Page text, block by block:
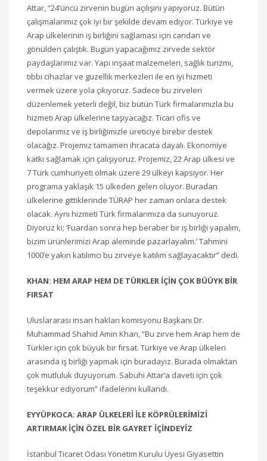
Attar, “24’üncü zirvenin bugün açılışını yapıyoruz. Bütün
çalışmalarımız çok iyi bir şekilde devam ediyor. Türkiye ve
Arap ülkelerinin iş birliğini sağlaması için candan ve
gönülden çalıştık. Bugün yapacağımız zirvede sektör
paydaşlarımız var. Yapı inşaat malzemeleri, sağlık turizmi,
tıbbi cihazlar ve güzellik merkezleri ile en iyi hizmeti
vermek üzere yola çıkıyoruz. Sadece bu zirveleri
düzenlemek yeterli değil, biz bütün Türk firmalarımızla bu
hizmeti Arap ülkelerine taşıyacağız. Ticari ofis ve
depolarımız ve iş birliğimizle üreticiye birebir destek
olacağız. Projemiz tamamen ihracata dayalı. Ekonomiye
katkı sağlamak için çalışıyoruz. Projemiz, 22 Arap ülkesi ve
7 Türk cumhuriyeti olmak üzere 29 ülkeyi kapsıyor. Her
programa yaklaşık 15 ülkeden gelen oluyor. Buradan
ülkelerine gittiklerinde TÜRAP her zaman onlara destek
olacak. Aynı hizmeti Türk firmalarımıza da sunuyoruz.
Diyoruz ki; ‘Fuardan sonra hep beraber bir iş birliği yapalım,
bizim ürünlerimizi Arap aleminde pazarlayalım.’ Tahmini
1000’e yakın katılımcı bu zirveye katılım sağlayacaktır” dedi.
KHAN: HEM ARAP HEM DE TÜRKLER İÇİN ÇOK BÜÜYK BİR
FIRSAT
Uluslararası insan hakları komisyonu Başkanı Dr.
Muhammad Shahid Amin Khan, “Bu zirve hem Arap hem de
Türkler için çok büyük bir fırsat. Türkiye ve Arap ülkeleri
arasında iş birliği yapmak için buradayız. Burada olmaktan
çok mutluluk duyuyorum. Sabuhi Attar’a daveti için çok
teşekkür ediyorum” ifadelerini kullandı.
EYYÜPKOCA: ARAP ÜLKELERİ İLE KÖPRÜLERİMİZİ
ARTIRMAK İÇİN ÖZEL BİR GAYRET İÇİNDEYİZ
İstanbul Ticaret Odası Yönetim Kurulu Üyesi Giyasettin